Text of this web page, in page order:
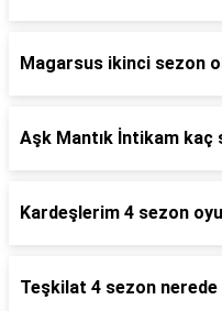
Magarsus ikinci sezon
Aşk Mantık İntikam kaç
Kardeşlerim 4 sezon
Teşkilat 4 sezon